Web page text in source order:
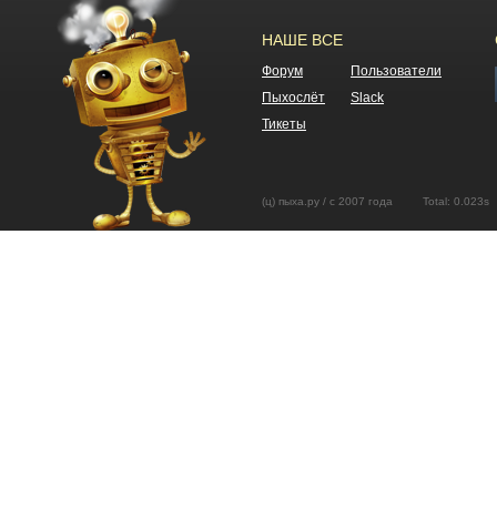
НАШЕ ВСЕ
Форум
Пользователи
Пыхослёт
Slack
Тикеты
(ц) пыха.ру / с 2007 года Total: